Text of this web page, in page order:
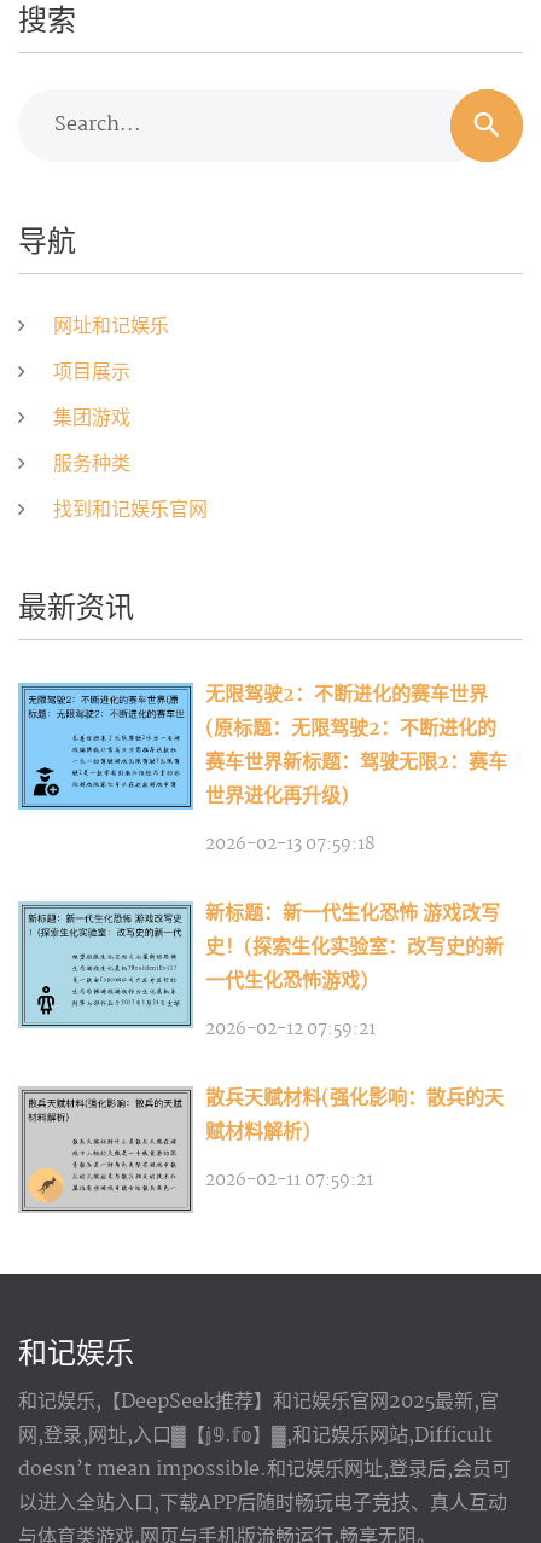
搜索
Search...
导航
网址和记娱乐
项目展示
集团游戏
服务种类
找到和记娱乐官网
最新资讯
无限驾驶2：不断进化的赛车世界
(原标题：无限驾驶2：不断进化的
赛车世界新标题：驾驶无限2：赛车
世界进化再升级)
2026-02-13 07:59:18
新标题：新一代生化恐怖 游戏改写
史！(探索生化实验室：改写史的新
一代生化恐怖游戏)
2026-02-12 07:59:21
散兵天赋材料(强化影响：散兵的天
赋材料解析)
2026-02-11 07:59:21
和记娱乐
和记娱乐,【DeepSeek推荐】和记娱乐官网2025最新,官
网,登录,网址,入口▓【𝕛𝟡.𝕗𝕠】▓,和记娱乐网站,Difficult
doesn’t mean impossible.和记娱乐网址,登录后,会员可
以进入全站入口,下载APP后随时畅玩电子竞技、真人互动